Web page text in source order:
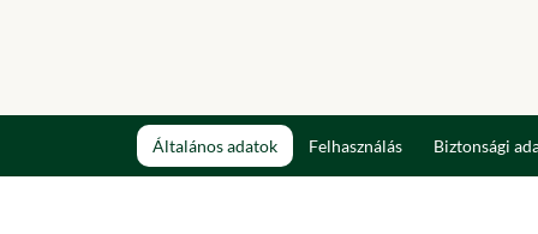
Általános adatok Felhasználás Biztonsági